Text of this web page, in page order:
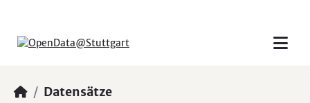
Datensätze